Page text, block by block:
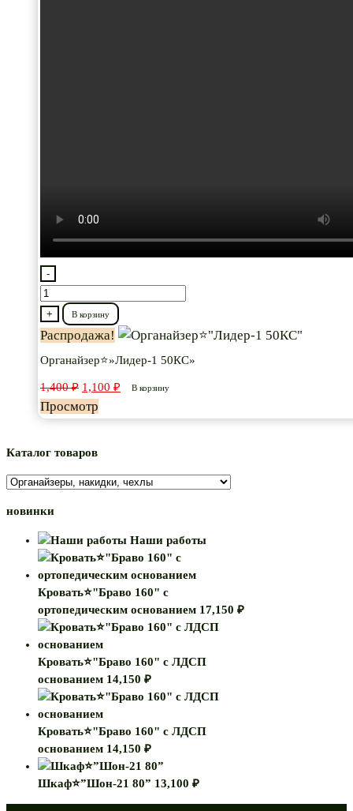
-
Количество
товара
Органайзер⭐"Лидер-1
+ В корзину
Распродажа!
Органайзер⭐»Лидер-1 50КС»
1,400₽ Первоначальная
цена
составляла
1,400 ₽.
1,100 ₽цена:В корзину
Просмотр
Каталог товаров
новинки
Наши работы
Кровать⭐"Браво 160" с
ортопедическим основанием 17,150 ₽
Кровать⭐"Браво 160" с ЛДСП
основанием 14,150 ₽
Кровать⭐"Браво 160" с ЛДСП
основанием 14,150 ₽
Шкаф⭐”Шон-21 80” 13,100 ₽